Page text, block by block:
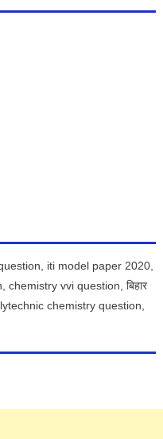
iti model paper 2020,
vvi question, बिहार
chemistry question,